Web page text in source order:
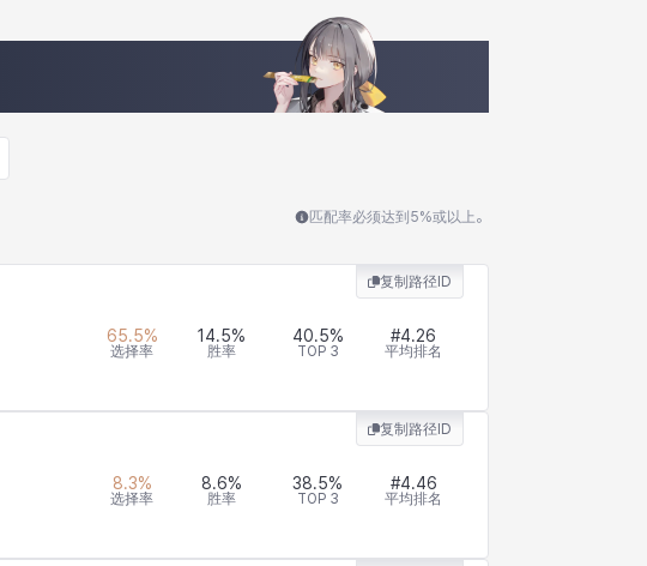
匹配率必须达到5%或以上。
复制路径ID
65.5%
选择率
14.5%
胜率
40.5%
TOP 3
#4.26
平均排名
复制路径ID
8.3%
选择率
8.6%
胜率
38.5%
TOP 3
#4.46
平均排名